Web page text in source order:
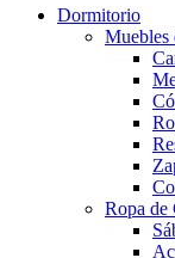
Dormitorio
Ropa de